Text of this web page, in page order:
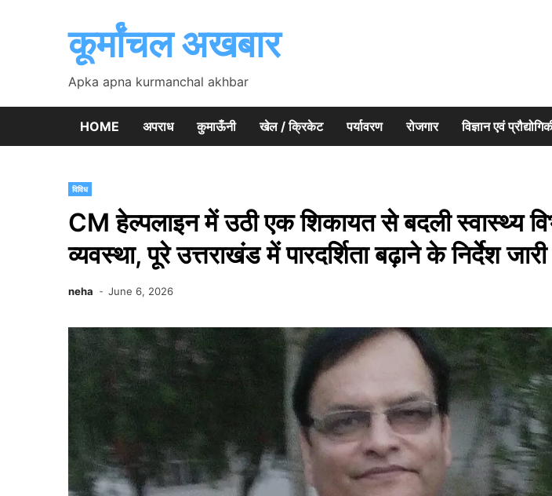
कूर्मांचल अखबार
Apka apna kurmanchal akhbar
HOME अपराध कुमाऊँनी खेल / क्रिकेट पर्यावरण रोजगार विज्ञान एवं
विविध
CM हेल्पलाइन में उठी एक शिकायत से बदली स्वास्थ्य
व्यवस्था, पूरे उत्तराखंड में पारदर्शिता बढ़ाने के निर्देश जारी
neha June 6, 2026